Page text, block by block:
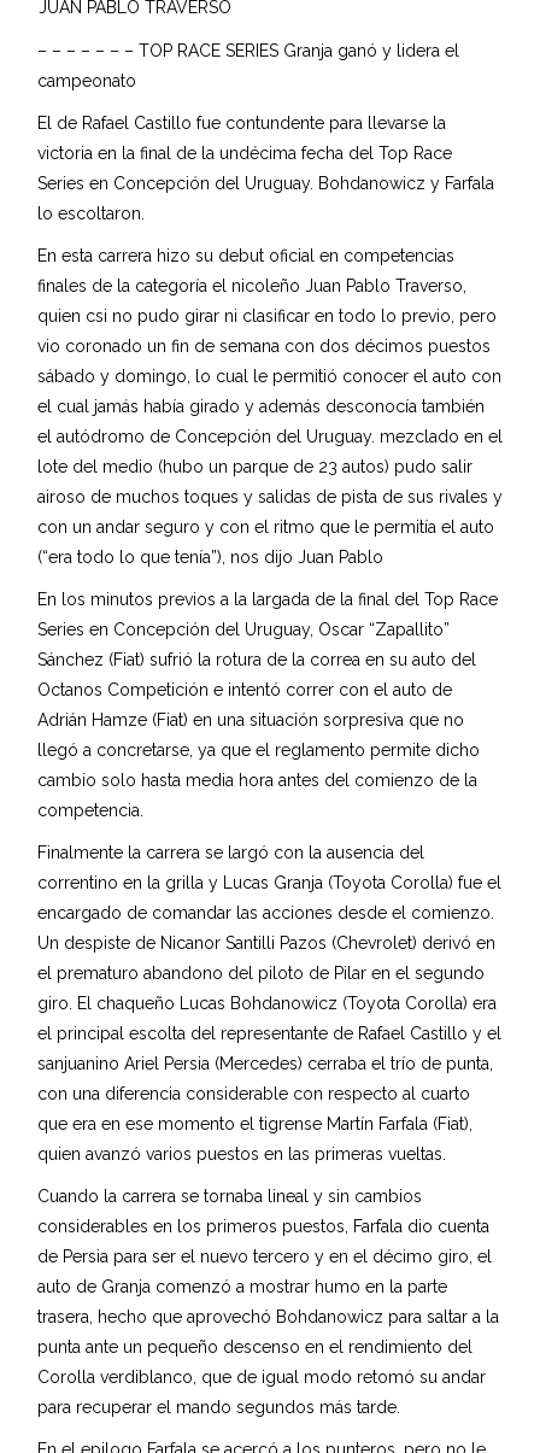
JUAN PABLO TRAVERSO
– – – – – – – TOP RACE SERIES Granja ganó y lidera el
campeonato
El de Rafael Castillo fue contundente para llevarse la
victoria en la final de la undécima fecha del Top Race
Series en Concepción del Uruguay. Bohdanowicz y Farfala
lo escoltaron.
En esta carrera hizo su debut oficial en competencias
finales de la categoría el nicoleño Juan Pablo Traverso,
quien csi no pudo girar ni clasificar en todo lo previo, pero
vio coronado un fin de semana con dos décimos puestos
sábado y domingo, lo cual le permitió conocer el auto con
el cual jamás había girado y además desconocía también
el autódromo de Concepción del Uruguay. mezclado en el
lote del medio (hubo un parque de 23 autos) pudo salir
airoso de muchos toques y salidas de pista de sus rivales y
con un andar seguro y con el ritmo que le permitía el auto
(“era todo lo que tenía”), nos dijo Juan Pablo
En los minutos previos a la largada de la final del Top Race
Series en Concepción del Uruguay, Oscar “Zapallito”
Sánchez (Fiat) sufrió la rotura de la correa en su auto del
Octanos Competición e intentó correr con el auto de
Adrián Hamze (Fiat) en una situación sorpresiva que no
llegó a concretarse, ya que el reglamento permite dicho
cambio solo hasta media hora antes del comienzo de la
competencia.
Finalmente la carrera se largó con la ausencia del
correntino en la grilla y Lucas Granja (Toyota Corolla) fue el
encargado de comandar las acciones desde el comienzo.
Un despiste de Nicanor Santilli Pazos (Chevrolet) derivó en
el prematuro abandono del piloto de Pilar en el segundo
giro. El chaqueño Lucas Bohdanowicz (Toyota Corolla) era
el principal escolta del representante de Rafael Castillo y el
sanjuanino Ariel Persia (Mercedes) cerraba el trío de punta,
con una diferencia considerable con respecto al cuarto
que era en ese momento el tigrense Martín Farfala (Fiat),
quien avanzó varios puestos en las primeras vueltas.
Cuando la carrera se tornaba lineal y sin cambios
considerables en los primeros puestos, Farfala dio cuenta
de Persia para ser el nuevo tercero y en el décimo giro, el
auto de Granja comenzó a mostrar humo en la parte
trasera, hecho que aprovechó Bohdanowicz para saltar a la
punta ante un pequeño descenso en el rendimiento del
Corolla verdiblanco, que de igual modo retomó su andar
para recuperar el mando segundos más tarde.